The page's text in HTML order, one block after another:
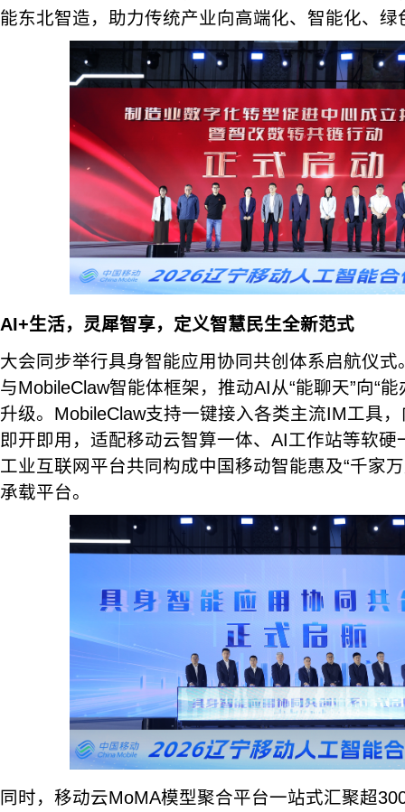
能东北智造，助力传统产业向高端化、智能化、绿
AI+生活，灵犀智享，定义智慧民生全新范式
大会同步举行具身智能应用协同共创体系启航仪
与MobileClaw智能体框架，推动AI从“能聊天”向“
升级。MobileClaw支持一键接入各类主流IM工具
即开即用，适配移动云智算一体、AI工作站等软硬
工业互联网平台共同构成中国移动智能惠及“千家
承载平台。
同时，移动云MoMA模型聚合平台一站式汇聚超